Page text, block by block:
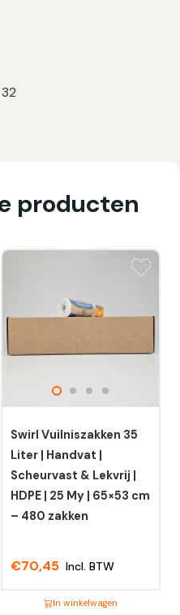
32
producten
Swirl Vuilniszakken 35
Liter | Handvat |
Scheurvast & Lekvrij |
HDPE | 25 My | 65×53 cm
– 480 zakken
€70,45 Incl. BTW
In winkelwagen